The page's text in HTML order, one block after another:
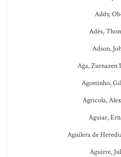
Addy,
Adès,
Adson,
Ağa, Zurnazen
Agostinho,
Agricola,
Aguiar,
Aguilera de
Aguirre,